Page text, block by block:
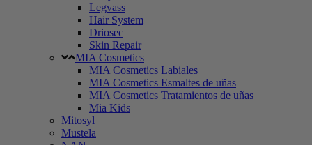
Legvass
Hair System
Driosec
Skin Repair
MIA Cosmetics
MIA Cosmetics Labiales
MIA Cosmetics Esmaltes de uñas
MIA Cosmetics Tratamientos de uñas
Mia Kids
Mitosyl
Mustela